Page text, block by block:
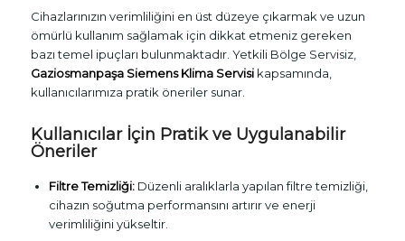
Cihazlarınızın verimliliğini en üst düzeye çıkarmak ve uzun
ömürlü kullanım sağlamak için dikkat etmeniz gereken
bazı temel ipuçları bulunmaktadır. Yetkili Bölge Servisiz,
Gaziosmanpaşa Siemens Klima Servisikapsamında,
kullanıcılarımıza pratik öneriler sunar.
Kullanıcılar İçin Pratik ve Uygulanabilir
Öneriler
Filtre Temizliği:Düzenli aralıklarla yapılan filtre temizliği,
cihazın soğutma performansını artırır ve enerji
verimliliğini yükseltir.